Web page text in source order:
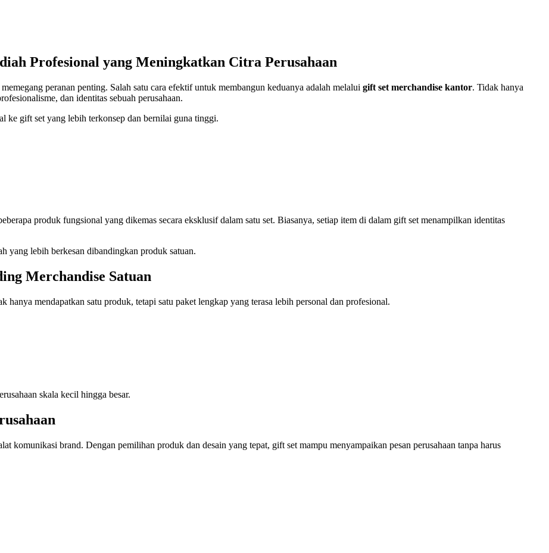
Profesional yang Meningkatkan Citra Perusahaan
peranan penting. Salah satu cara efektif untuk membangun keduanya adalah melalui gift set merchandise kantor. Tidak hanya
dan identitas sebuah perusahaan.
ke gift set yang lebih terkonsep dan bernilai guna tinggi.
produk fungsional yang dikemas secara eksklusif dalam satu set. Biasanya, setiap item di dalam gift set menampilkan identitas
yang lebih berkesan dibandingkan produk satuan.
Merchandise Satuan
mendapatkan satu produk, tetapi satu paket lengkap yang terasa lebih personal dan profesional.
skala kecil hingga besar.
komunikasi brand. Dengan pemilihan produk dan desain yang tepat, gift set mampu menyampaikan pesan perusahaan tanpa harus